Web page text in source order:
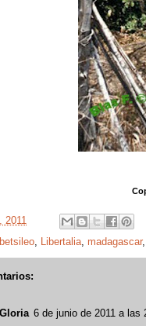
2011
betsileo Libertalia madagascar,
Gloria 6 de junio de 2011 a las